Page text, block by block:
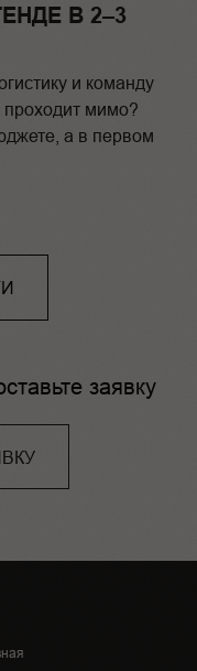
В 2–3
и команду
проходит мимо?
а в первом
заявку